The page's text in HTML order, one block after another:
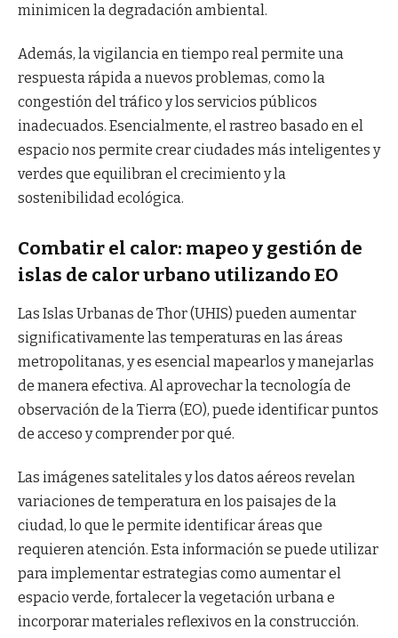
minimicen la degradación ambiental.
Además, la vigilancia en tiempo real permite una
respuesta rápida a nuevos problemas, como la
congestión del tráfico y los servicios públicos
inadecuados. Esencialmente, el rastreo basado en el
espacio nos permite crear ciudades más inteligentes y
verdes que equilibran el crecimiento y la
sostenibilidad ecológica.
Combatir el calor: mapeo y gestión de
islas de calor urbano utilizando EO
Las Islas Urbanas de Thor (UHIS) pueden aumentar
significativamente las temperaturas en las áreas
metropolitanas, y es esencial mapearlos y manejarlas
de manera efectiva. Al aprovechar la tecnología de
observación de la Tierra (EO), puede identificar puntos
de acceso y comprender por qué.
Las imágenes satelitales y los datos aéreos revelan
variaciones de temperatura en los paisajes de la
ciudad, lo que le permite identificar áreas que
requieren atención. Esta información se puede utilizar
para implementar estrategias como aumentar el
espacio verde, fortalecer la vegetación urbana e
incorporar materiales reflexivos en la construcción.